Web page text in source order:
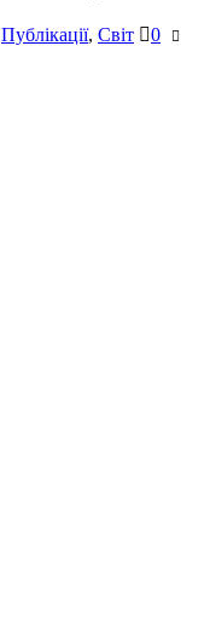
Публікації, Світ
0